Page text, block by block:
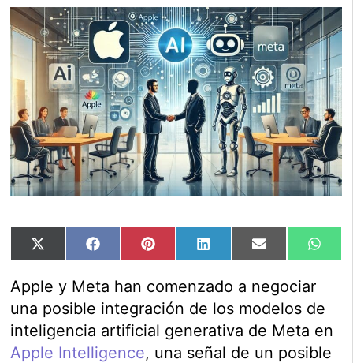
Compartir
en
X
Compartir
en
FacebookCompartir
en
PinterestCompartir
en
LinkedInCompartir
en
Email
en
Apple y Meta han comenzado a negociar
una posible integración de los modelos de
inteligencia artificial generativa de Meta en
Apple Intelligence, una señal de un posible